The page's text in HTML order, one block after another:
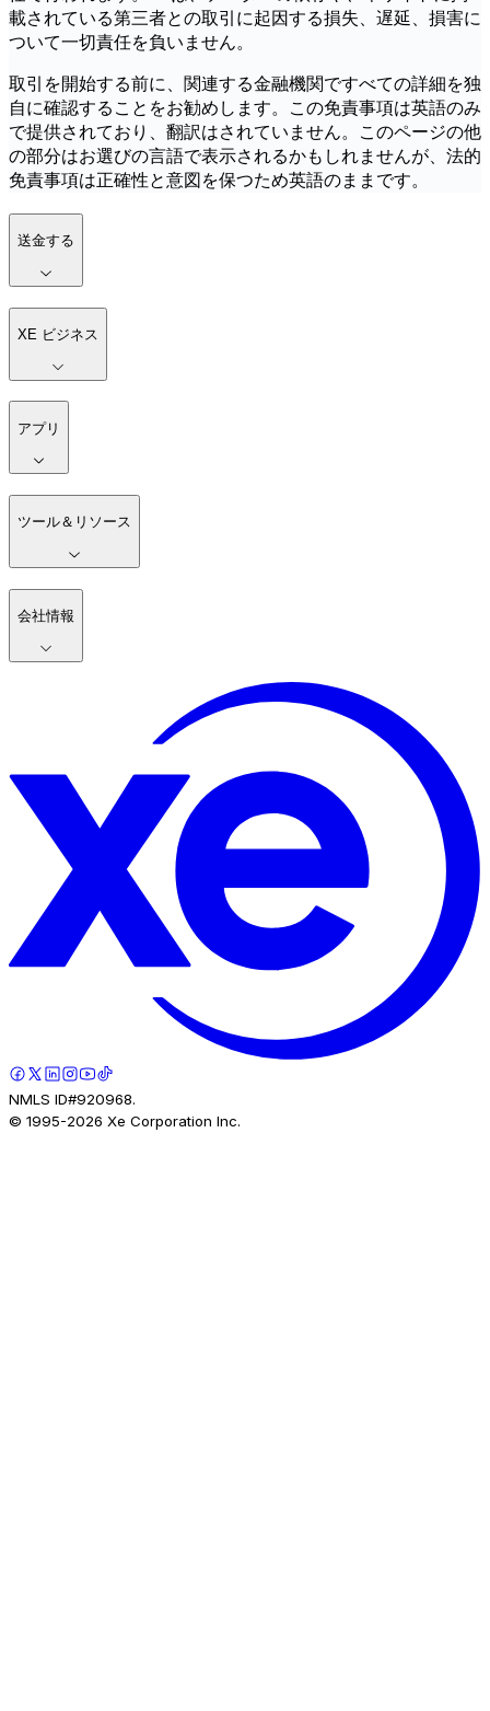
載されている第三者との取引に起因する損失、遅延、損害に
ついて一切責任を負いません。
取引を開始する前に、関連する金融機関ですべての詳細を独
自に確認することをお勧めします。この免責事項は英語のみ
で提供されており、翻訳はされていません。このページの他
の部分はお選びの言語で表示されるかもしれませんが、法的
免責事項は正確性と意図を保つため英語のままです。
送金する
XE ビジネス
アプリ
ツール＆リソース
会社情報
NMLS ID#920968.
© 1995-2026 Xe Corporation Inc.